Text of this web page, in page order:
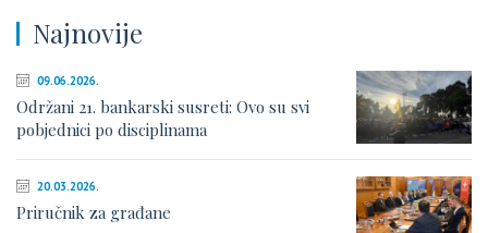
Najnovije
09.06.2026.
Održani 21. bankarski susreti: Ovo su svi
pobjednici po disciplinama
20.03.2026.
Priručnik za građane